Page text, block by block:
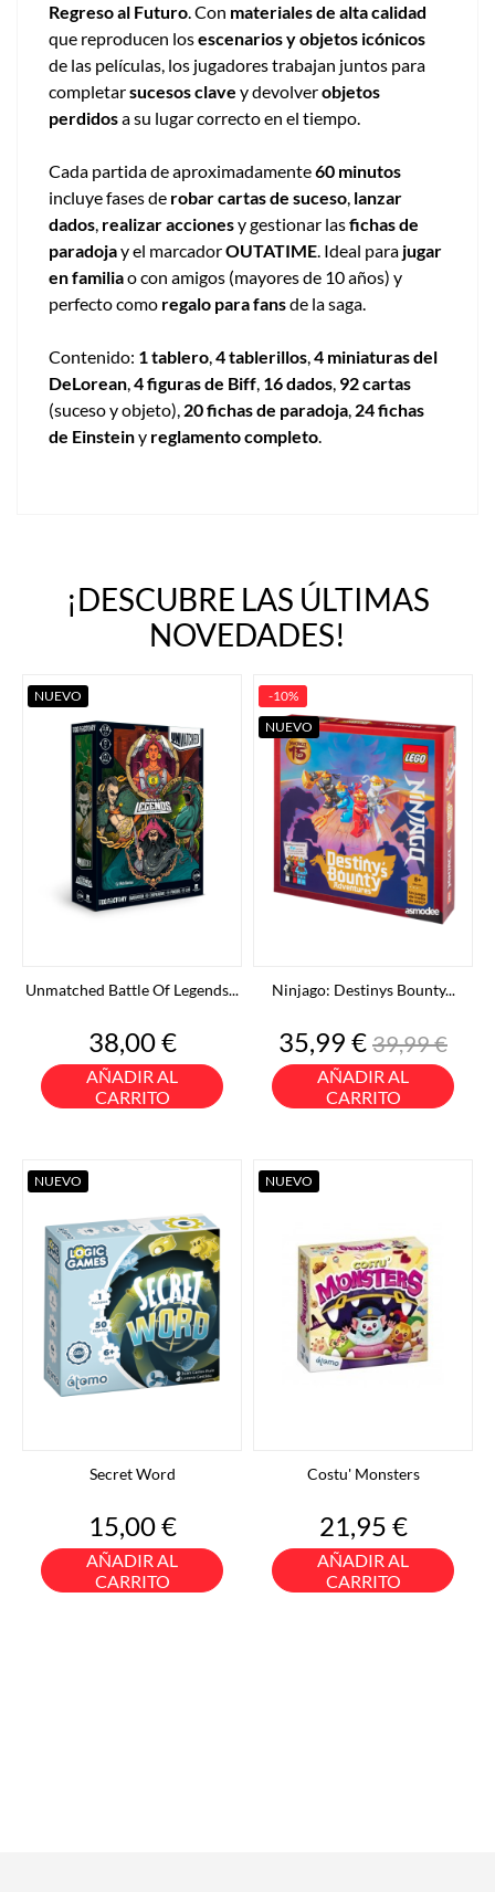
Regreso al Futuro. Con materiales de alta calidad
que reproducen losescenarios y objetos icónicos
de las películas, los jugadores trabajan juntos para
completarsucesos clave y devolverobjetos
perdidosa su lugar correcto en el tiempo.
Cada partida de aproximadamente60 minutos
incluye fases de robar cartas de suceso, lanzar
dados, realizar accionesy gestionar lasfichas de
paradojay el marcadorOUTATIME. Ideal para jugar
en familiao con amigos (mayores de 10 años) y
perfecto como regalo para fansde la saga.
Contenido: 1 tablero,4 tablerillos,4 miniaturas del
DeLorean,4 figuras de Biff, 16 dados, 92 cartas
(suceso y objeto), 20 fichas de paradoja, 24 fichas
de Einsteiny reglamento completo.
¡DESCUBRE LAS ÚLTIMAS
NOVEDADES!
Unmatched Battle Of Legends...
Precio
38,00 €
AÑADIR AL
CARRITO
NUEVO
Ninjago: Destinys Bounty...
Precio
35,99 €Precio
base
39,99 €
AÑADIR AL
CARRITO
-10%
NUEVO
Secret Word
Precio
15,00 €
AÑADIR AL
CARRITO
NUEVO
Costu' Monsters
Precio
21,95 €
AÑADIR AL
CARRITO
NUEVO